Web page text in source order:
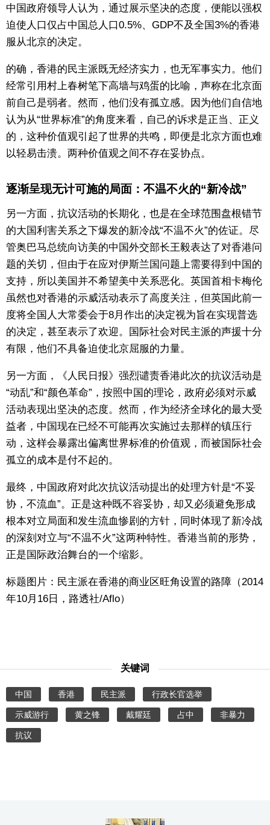
中国政府领导人认为，通过展示坚决的态度，便能以强权
迫使人口仅占中国总人口0.5%、GDP不及全国3%的香港
服从北京的决定。
的确，香港的民主派既无经济实力，也无军事实力。他们
经常引用村上春树笔下高墙与鸡蛋的比喻，声称在北京面
前自己是弱者。然而，他们没有孤立感。因为他们自信地
认为从“世界标准”的角度来看，自己的诉求是正当、正义
的，这种价值观引起了世界的共鸣，即便是北京方面也难
以轻易击溃。两种价值观之间不存在妥协点。
逐渐呈现无计可施的局面：不温不火的“新冷战”
另一方面，抗议活动的长期化，也是在全球范围盘根错节
的大国利害关系之下爆发的新冷战“不温不火”的佐证。尽
管奥巴马总统向访美的中国外交部长王毅表达了对香港问
题的关切，但由于在应对伊斯兰国问题上需要得到中国的
支持，所以美国并不希望美中关系恶化。英国首相卡梅伦
虽然也对香港的示威活动表示了高度关注，但英国此前一
度将全国人大常委会于8月作出的决定视为旨在实现普选
的决定，甚至表示了欢迎。国际社会对民主派的声援十分
有限，他们不具备迫使北京屈服的力量。
另一方面，《人民日报》强烈谴责香港此次的抗议活动是
“动乱”和“颜色革命”，按照中国的理论，政府必须对示威
活动表现出坚决的态度。然而，作为经济全球化的最大受
益者，中国现在已经不可能再次实施过去那样的镇压行
动，这样会暴露出偏离世界标准的价值观，而被国际社会
孤立的成本是付不起的。
最终，中国政府对此次抗议活动提出的处理方针是“不妥
协，不流血”。正是这种既不容妥协，却又必须避免形成
根本对立局面和发生流血惨剧的方针，同时体现了新冷战
的深刻对立与“不温不火”这两种特性。香港当前的形势，
正是国际政治舞台的一个缩影。
标题图片：民主派在香港的商业区旺角设置的路障（2014
年10月16日，路透社/Aflo）
关键词
中国 香港 民主派 行政长官选举
示威游行 黄之锋 戴耀廷 占中 非暴力
抗议